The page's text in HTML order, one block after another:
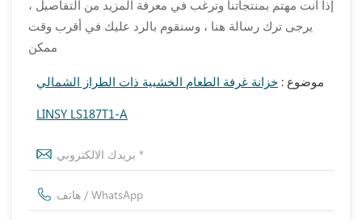
إذا أنت مهتم بمنتجاتنا وترغب في معرفة المزيد من التفاصيل ،
يرجى ترك رسالة هنا ، وسنقوم بالرد عليك في أقرب وقت
ممكن
موضوع : خزانة غرفة الطعام الخشبية ذات الطراز الشمالي
LINSY LS187T1-A